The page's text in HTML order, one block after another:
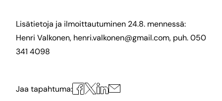
Lisätietoja ja ilmoittautuminen 24.8. mennessä:
Henri Valkonen, henri.valkonen@gmail.com, puh. 050
341 4098
Jaa tapahtuma: Jaa
Facebookissa
Jaa
X:ssä
Jaa
LinkedInissä
Jaa
sähköpostilla